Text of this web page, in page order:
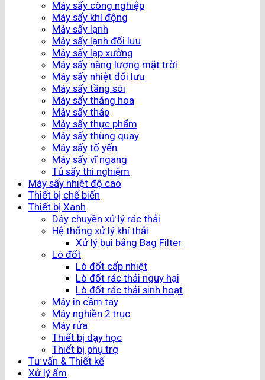
Máy sấy công nghiệp
Máy sấy khí động
Máy sấy lạnh
Máy sấy lạnh đối lưu
Máy sấy lạp xưởng
Máy sấy năng lượng mặt trời
Máy sấy nhiệt đối lưu
Máy sấy tầng sôi
Máy sấy thăng hoa
Máy sấy tháp
Máy sấy thực phẩm
Máy sấy thùng quay
Máy sấy tổ yến
Máy sấy vĩ ngang
Tủ sấy thí nghiệm
Máy sấy nhiệt độ cao
Thiết bị chế biến
Thiết bị Xanh
Dây chuyền xử lý rác thải
Hệ thống xử lý khí thải
Xử lý bụi bằng Bag Filter
Lò đốt
Lò đốt cấp nhiệt
Lò đốt rác thải nguy hại
Lò đốt rác thải sinh hoạt
Máy in cầm tay
Máy nghiền 2 trục
Máy rửa
Thiết bị dạy học
Thiết bị phụ trợ
Tư vấn & Thiết kế
Xử lý ẩm